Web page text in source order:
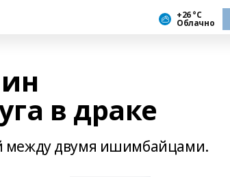
+26 °С
Облачно
в драке
между двумя ишимбайцами.